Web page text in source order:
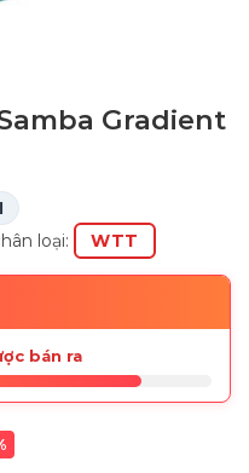
Gradient
loại: WTT
bán ra